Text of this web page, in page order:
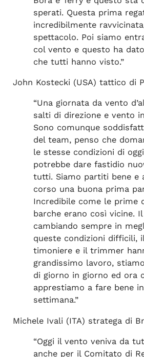
sperati. Questa prima
incredibilmente
spettacolo. Poi siamo
col vento e questo ha
che tutti hanno visto.”
John Kostecki (USA) tattico di
“Una giornata da vento
salti di direzione e vento
Sono comunque
del team, penso che
le stesse condizioni di
potrebbe dare fastidio
tutti. Siamo partiti bene e
corso una buona prima
Incredibile come le prime
barche erano così vicine.
cambiando sempre in
queste condizioni difficili,
timoniere e il trimmer
grandissimo lavoro,
di giorno in giorno ed ora
apprestiamo a fare bene
settimana.”
Michele Ivali (ITA) stratega di
“Oggi il vento veniva da
anche per il Comitato di